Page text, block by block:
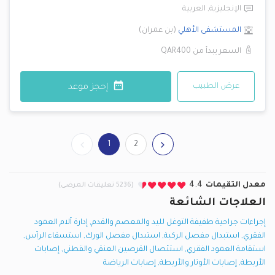
الإنجليزية, العربية
المستشفى الأهلي (بن عمران)
السعر يبدأ من QAR400
عرض الطبيب إحجز موعد
1 2
معدل التقيمات 4.4 (5236 تعليقات المرضى)
العلاجات الشائعة
إجراءات جراحية طفيفة التوغل لليد والمعصم والقدم, إدارة آلام العمود
الفقري, استبدال مفصل الركبة, استبدال مفصل الورك, استسقاء الرأس,
استقامة العمود الفقري, استئصال القرصين العنقي والقطني, إصابات
الأربطة, إصابات الأوتار والأربطة, إصابات الرياضة